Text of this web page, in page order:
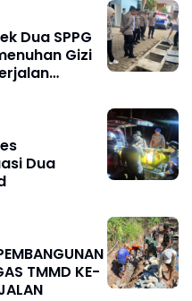
Dua SPPG
Gizi
Dua
TMMD KE-